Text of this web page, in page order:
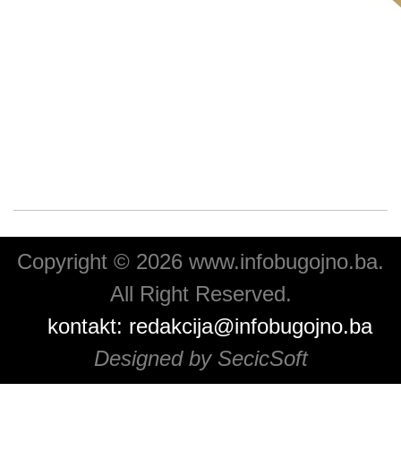
Copyright © 2026 www.infobugojno.ba.
All Right Reserved.
kontakt: redakcija@infobugojno.ba
Designed by SecicSoft